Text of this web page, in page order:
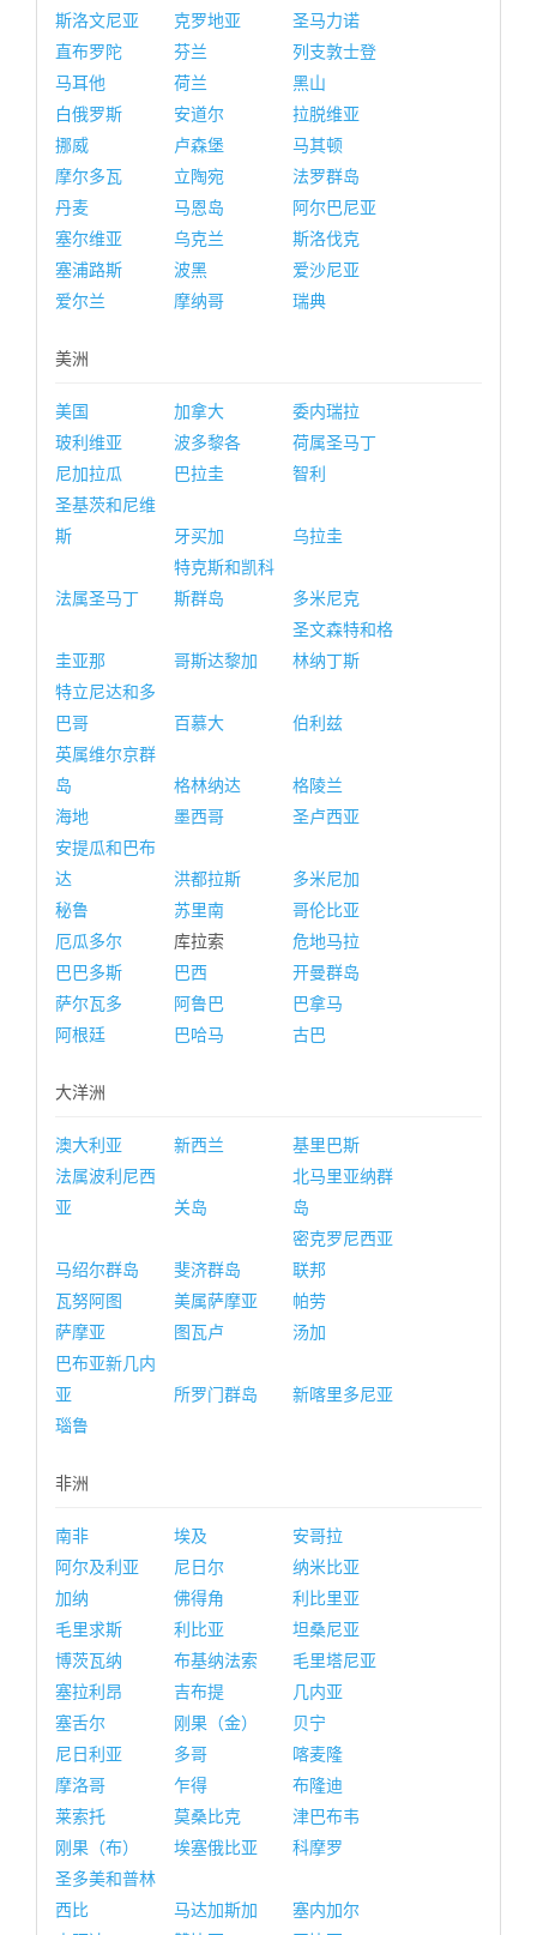
斯洛文尼亚
克罗地亚
圣马力诺
直布罗陀
芬兰
列支敦士登
马耳他
荷兰
黑山
白俄罗斯
安道尔
拉脱维亚
挪威
卢森堡
马其顿
摩尔多瓦
立陶宛
法罗群岛
丹麦
马恩岛
阿尔巴尼亚
塞尔维亚
乌克兰
斯洛伐克
塞浦路斯
波黑
爱沙尼亚
爱尔兰
摩纳哥 瑞典
美洲
美国 加拿大
委内瑞拉
玻利维亚
波多黎各
荷属圣马丁
尼加拉瓜
巴拉圭
智利
圣基茨和尼维
斯
牙买加 乌拉圭
法属圣马丁
特克斯和凯科
斯群岛
多米尼克
圭亚那 哥斯达黎加
圣文森特和格
林纳丁斯
特立尼达和多
巴哥
百慕大
伯利兹
英属维尔京群
岛
格林纳达
格陵兰
海地
墨西哥
圣卢西亚
安提瓜和巴布
达
洪都拉斯
多米尼加
秘鲁
苏里南
哥伦比亚
厄瓜多尔
库拉索
危地马拉
巴巴多斯
巴西
开曼群岛
萨尔瓦多
阿鲁巴
巴拿马
阿根廷
巴哈马 古巴
大洋洲
澳大利亚 新西兰
基里巴斯
法属波利尼西
亚
关岛
北马里亚纳群
岛
马绍尔群岛 斐济群岛
密克罗尼西亚
联邦
瓦努阿图
美属萨摩亚
帕劳
萨摩亚
图瓦卢
汤加
巴布亚新几内
亚
所罗门群岛
新喀里多尼亚
瑙鲁
非洲
南非 埃及
安哥拉
阿尔及利亚
尼日尔
纳米比亚
加纳
佛得角
利比里亚
毛里求斯
利比亚
坦桑尼亚
博茨瓦纳
布基纳法索
毛里塔尼亚
塞拉利昂
吉布提
几内亚
塞舌尔
刚果（金）
贝宁
尼日利亚
多哥
喀麦隆
摩洛哥
乍得
布隆迪
莱索托
莫桑比克
津巴布韦
刚果（布）
埃塞俄比亚
科摩罗
圣多美和普林
西比
马达加斯加
塞内加尔